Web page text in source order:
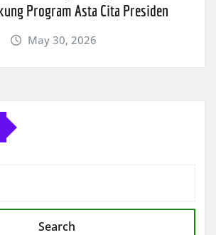
Program Asta Cita Presiden
May 30, 2026
Search